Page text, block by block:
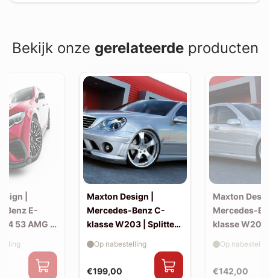
Bekijk onze gerelateerdeproducten
|
Benz E-
53 AMG |
Maxton Design |
Mercedes-Benz C-
klasse W203 | Splitter
bumper)
€199,00
Op nabestelling
Maxton
Mercedes-
klasse W203
€142,00
Op